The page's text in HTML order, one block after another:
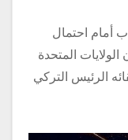
أمام احتمال
35″، مؤكداً أن الولايات المتحدة
الرئيس التركي